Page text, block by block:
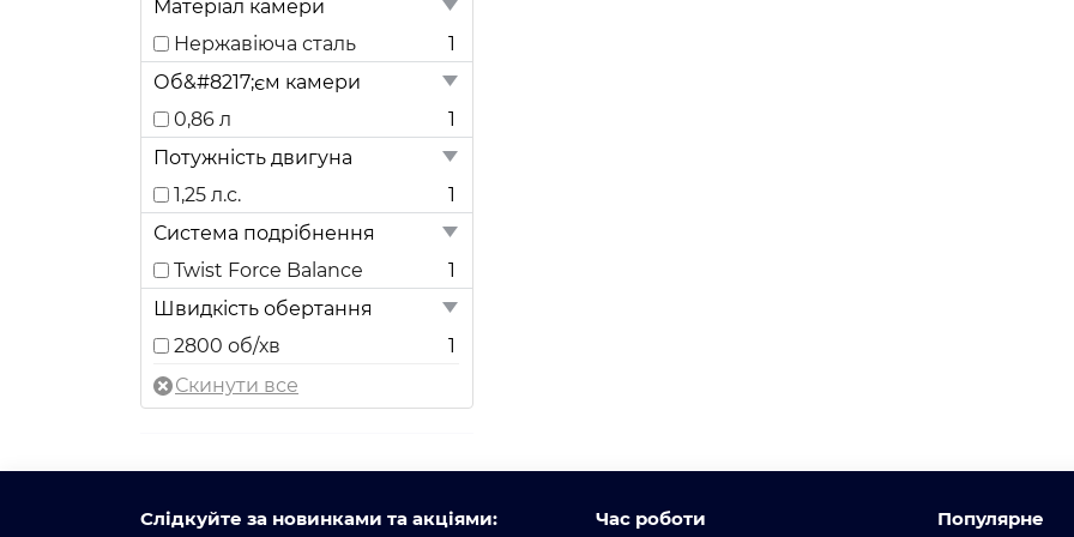
Матеріал камери
Нержавіюча сталь
1
Об&#8217;єм камери
0,86 л
1
Потужність двигуна
1,25 л.с.
1
Система подрібнення
Twist Force Balance
1
Швидкість обертання
2800 об/хв
1
Слідкуйте за новинками та акціями: Час роботи Популярне